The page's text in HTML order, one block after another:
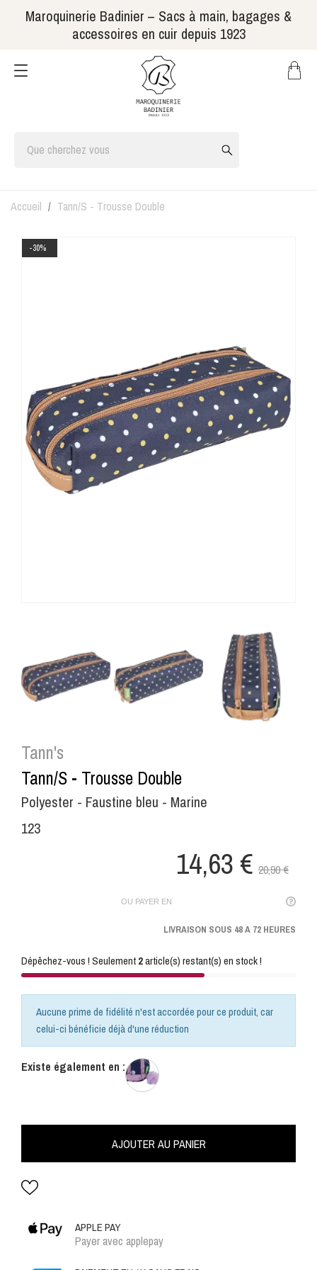
Maroquinerie Badinier – Sacs à main, bagages &
accessoires en cuir depuis 1923
Accueil Tann/S - Trousse Double
-30%
Tann's
Tann/S - Trousse Double
Polyester - Faustine bleu - Marine
123
14,63 € 20,90 €
OU PAYER EN
LIVRAISON SOUS 48 A 72 HEURES
Dépêchez-vous ! Seulement2article(s) restant(s) en stock !
Aucune prime de fidélité n'est accordée pour ce produit, car
celui-ci bénéficie déjà d'une réduction
Existe également en :
AJOUTER AU PANIER
APPLE PAY
Payer avec applepay